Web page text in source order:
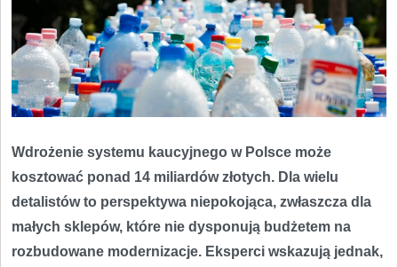
Wdrożenie systemu kaucyjnego w Polsce może
kosztować ponad 14 miliardów złotych. Dla wielu
detalistów to perspektywa niepokojąca, zwłaszcza dla
małych sklepów, które nie dysponują budżetem na
rozbudowane modernizacje. Eksperci wskazują jednak,